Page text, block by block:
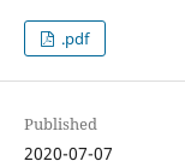
.pdf
Published
2020-07-07